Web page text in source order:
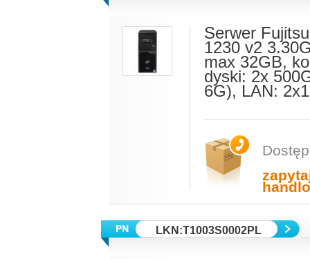
Serwer
1230 v2
max 32GB,
dyski: 2x
6G), LAN:
LKN:T1003S0002PL